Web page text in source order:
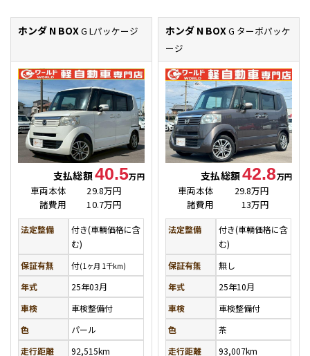
ホンダ N BOXG Lパッケージ
支払総額40.5万円
車両本体
29.8万円
諸費用
10.7万円
法定整備
付き(車輌価格に含
む)
保証有無
付(1ヶ月 1千km)
年式
25年03月
車検
車検整備付
色
パール
走行距離
92,515km
ホンダ N BOXG ターボパッケ
ージ
支払総額42.8万円
車両本体
29.8万円
諸費用
13万円
法定整備
付き(車輌価格に含
む)
保証有無
無し
年式
25年10月
車検
車検整備付
色
茶
走行距離
93,007km